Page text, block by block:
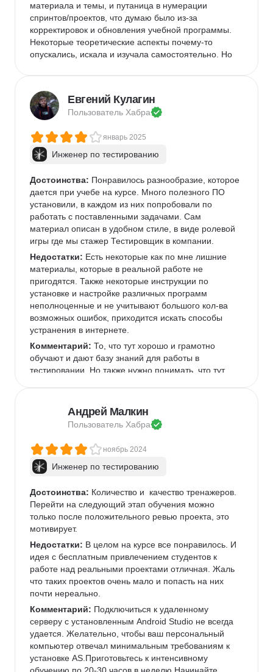
материала и темы, и путаница в нумерации
спринтов/проектов, что думаю было из-за
корректировок и обновления учебной программы.
Некоторые теоретические аспекты почему-то
опускались, искала и изучала самостоятельно. Но
организация общения в пачке в плане вопросов-
ответов, то нужен наставник, то преподаватель.
Одни перенаправляют к другим, если вопрос "не из
Комментарий: Курс дает хорошую базу, но ее
качество будет зависеть от вашего отношения и
темам есть тренировочные задания, поэтому лучше
самостоятельно докапывать и закреплять.
Материал подан абсолютно доступно, все задания
выполнимые. На мой вкус было маловато
практических заданий в самих спринтах и какой-то
активности за пределами учебника. Еще не
вызывали симпатии воркшопы, для меня тяжело
концентрироваться на задании и его решении,
когда идут постоянные переговоры между собой.
Тут отдала бы предпочтение вебинарам, где можно
разобрать сложные темы с наставником и обсудить
реальные случаи/кейсы в практике. Окончила курс
Практикуму спасибо!
Евгений Кулагин
Пользователь Хабра
январь 2025
Инженер по тестированию
Достоинства: Понравилось разнообразие, которое
дается при учебе на курсе. Много полезного ПО
установили, в каждом из них попробовали по
работать с поставленными задачами. Сам
материал описан в удобном стиле, в виде ролевой
игры где мы стажер Тестировщик в компании.
Недостатки: Есть некоторые как по мне лишние
материалы, которые в реальной работе не
пригодятся. Также некоторые инструкции по
установке и настройке различных программ
неполноценные и не учитывают большого кол-ва
возможных ошибок, приходится искать способы
устранения в интернете.
Комментарий: То, что тут хорошо и грамотно
обучают и дают базу знаний для работы в
тестировании. Но также нужно понимать, что тут
Андрей Малкин
Пользователь Хабра
ноябрь 2024
Инженер по тестированию
Достоинства: Количество и  качество тренажеров.
Перейти на следующий этап обучения можно
только после положительного ревью проекта, это
мотивирует.
Недостатки: В целом на курсе все понравилось. И
идея с бесплатным привлечением студентов к
работе над реальными проектами отличная. Жаль
что таких проектов очень мало и попасть на них
почти нереально.
Комментарий: Подключиться к удаленному
серверу с установленным Android Studio не всегда
удается. Желательно, чтобы ваш персональный
компьютер отвечал минимальным требованиям к
установке AS.Приготовьтесь к интенсивному